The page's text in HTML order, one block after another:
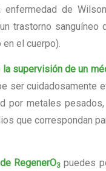
de
trastorno sanguíneo
el cuerpo).
supervisión de un
ser cuidadosamente
por metales
que correspondan
RegenerO3 puedes